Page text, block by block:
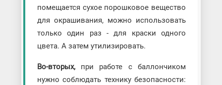
помещается сухое порошковое вещество
для окрашивания, можно использовать
только один раз - для краски одного
цвета. А затем утилизировать.
Во-вторых, при работе с баллончиком
нужно соблюдать технику безопасности: